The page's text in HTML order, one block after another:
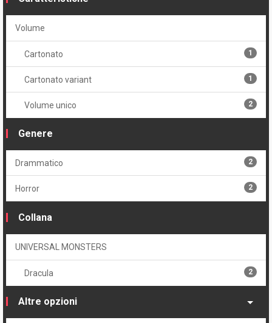
Volume
Cartonato 1
Cartonato variant 1
Volume unico 2
Genere
Drammatico 2
Horror 2
Collana
UNIVERSAL MONSTERS
Dracula 2
Altre opzioni